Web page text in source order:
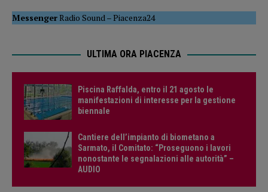
MessengerRadio Sound –Piacenza24
ULTIMA ORA PIACENZA
Piscina Raffalda, entro il 21 agosto le
manifestazioni di interesse per la gestione
biennale
Cantiere dell’impianto di biometano a
Sarmato, il Comitato: “Proseguono i lavori
nonostante le segnalazioni alle autorità” –
AUDIO